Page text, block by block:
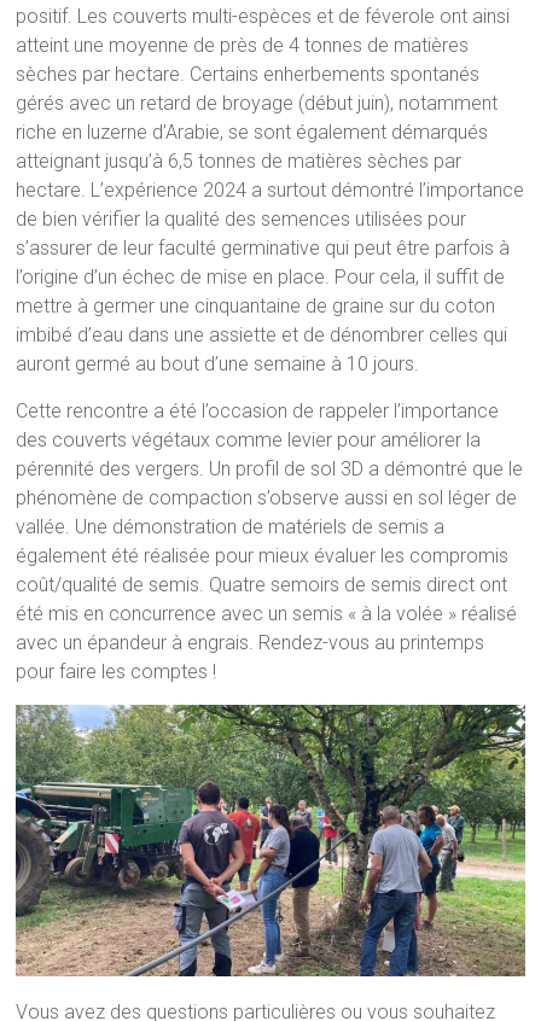
positif. Les couverts multi-espèces et de féverole ont ainsi
atteint une moyenne de près de 4 tonnes de matières
sèches par hectare. Certains enherbements spontanés
gérés avec un retard de broyage (début juin), notamment
riche en luzerne d’Arabie, se sont également démarqués
atteignant jusqu’à 6,5 tonnes de matières sèches par
hectare. L’expérience 2024 a surtout démontré l’importance
de bien vérifier la qualité des semences utilisées pour
s’assurer de leur faculté germinative qui peut être parfois à
l’origine d’un échec de mise en place. Pour cela, il suffit de
mettre à germer une cinquantaine de graine sur du coton
imbibé d’eau dans une assiette et de dénombrer celles qui
auront germé au bout d’une semaine à 10 jours.
Cette rencontre a été l’occasion de rappeler l’importance
des couverts végétaux comme levier pour améliorer la
pérennité des vergers. Un profil de sol 3D a démontré que le
phénomène de compaction s’observe aussi en sol léger de
vallée. Une démonstration de matériels de semis a
également été réalisée pour mieux évaluer les compromis
coût/qualité de semis. Quatre semoirs de semis direct ont
été mis en concurrence avec un semis « à la volée » réalisé
avec un épandeur à engrais. Rendez-vous au printemps
pour faire les comptes !
Vous avez des questions particulières ou vous souhaitez